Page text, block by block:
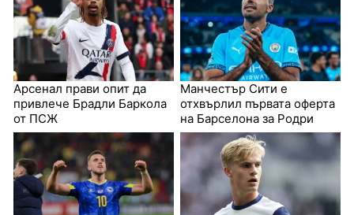
Арсенал прави опит да
привлече Брадли Баркола
от ПСЖ
Манчестър Сити е
отхвърлил първата оферта
на Барселона за Родри